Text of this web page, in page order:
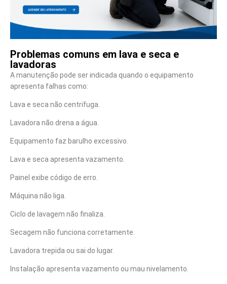
Problemas comuns em lava e seca e
lavadoras
A manutenção pode ser indicada quando o equipamento
apresenta falhas como:
Lava e seca não centrifuga.
Lavadora não drena a água.
Equipamento faz barulho excessivo.
Lava e seca apresenta vazamento.
Painel exibe código de erro.
Máquina não liga.
Ciclo de lavagem não finaliza.
Secagem não funciona corretamente.
Lavadora trepida ou sai do lugar.
Instalação apresenta vazamento ou mau nivelamento.